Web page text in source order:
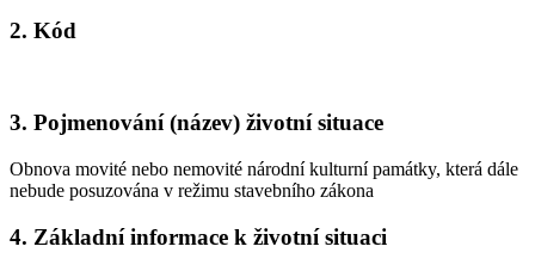
2. Kód
3. Pojmenování (název) životní situace
Obnova movité nebo nemovité národní kulturní památky, která dále
nebude posuzována v režimu stavebního zákona
4. Základní informace k životní situaci